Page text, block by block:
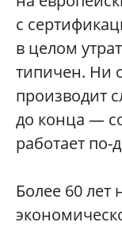
с
в целом
типичен. Ни
производит
до конца —
работает по-
Более 60 лет